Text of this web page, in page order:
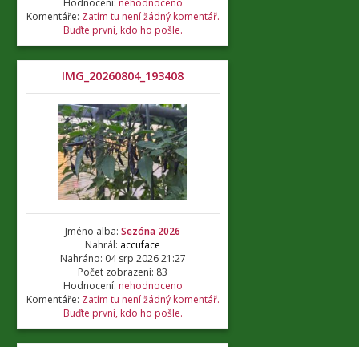
Hodnocení: nehodnoceno
Komentáře: Zatím tu není žádný komentář.
Buďte první, kdo ho pošle.
IMG_20260804_193408
Jméno alba: Sezóna 2026
Nahrál: accuface
Nahráno: 04 srp 2026 21:27
Počet zobrazení: 83
Hodnocení: nehodnoceno
Komentáře: Zatím tu není žádný komentář.
Buďte první, kdo ho pošle.